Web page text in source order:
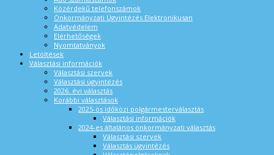
Közérdekű telefonszámok
Önkormányzati Ügyintézés Elektronikusan
Adatvédelem
Elérhetőségek
Nyomtatványok
Letöltések
Választási információk
Választási szervek
Választási ügyintézés
2026. évi választás
Korábbi választások
2025-ös időközi polgármesterválasztás
Választási információk
2024-es általános önkormányzati választás
Választási szervek
Választás ügyintézés